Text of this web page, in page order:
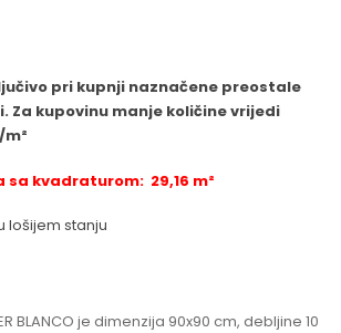
pri kupnji naznačene preostale
Za kupovinu manje količine vrijedi
kvadraturom: 29,16 m²
lošijem stanju
BLANCO je dimenzija 90x90 cm, debljine 10